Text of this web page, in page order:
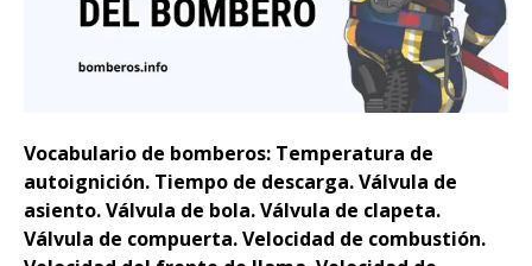
Vocabulario de bomberos: Temperatura de
autoignición. Tiempo de descarga. Válvula de
asiento. Válvula de bola. Válvula de clapeta.
Válvula de compuerta. Velocidad de combustión.